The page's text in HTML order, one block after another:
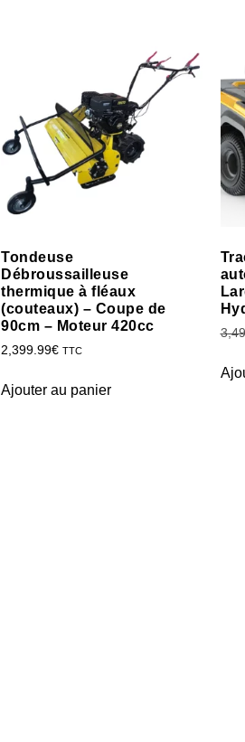
Tondeuse
Débroussailleuse
thermique à fléaux
(couteaux) – Coupe de
90cm – Moteur 420cc
2,399.99€ TTC
Ajouter au panier